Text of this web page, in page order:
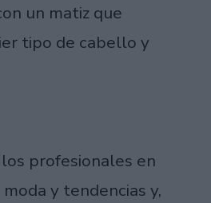
un matiz que
tipo de cabello y
profesionales en
y tendencias y,